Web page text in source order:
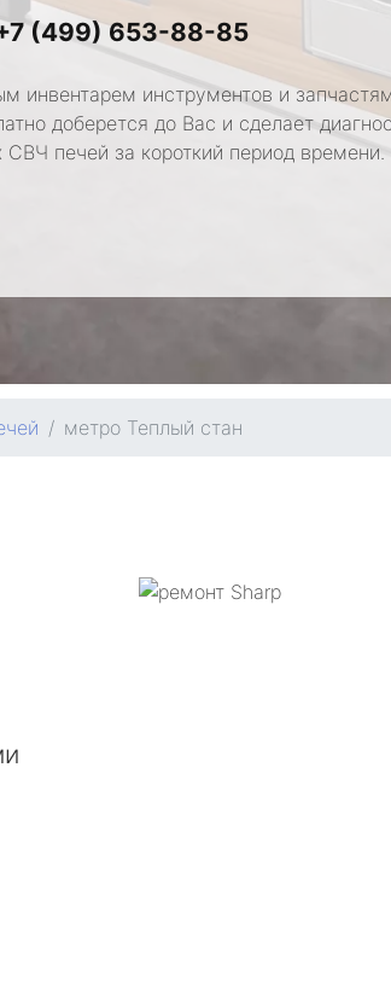
(499) 653-88-85
инвентарем инструментов и
доберется до Вас и сделает
СВЧ печей за короткий период времени.
метро Теплый стан